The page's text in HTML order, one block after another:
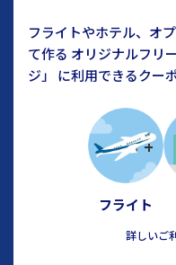
フライトやホテル、オ
て作る オリジナルフリ
ジ」
に利用できるクー
フライト
詳しいご